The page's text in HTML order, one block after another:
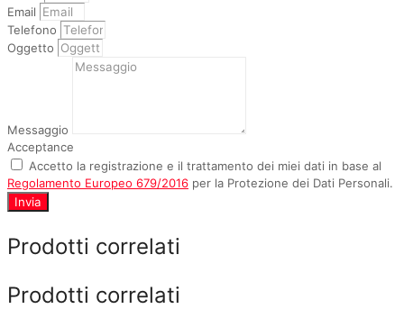
Email
Telefono
Oggetto
Messaggio
Acceptance
Accetto la registrazione e il trattamento dei miei dati in base al
Regolamento Europeo 679/2016 per la Protezione dei Dati Personali.
Invia
Prodotti correlati
Prodotti correlati